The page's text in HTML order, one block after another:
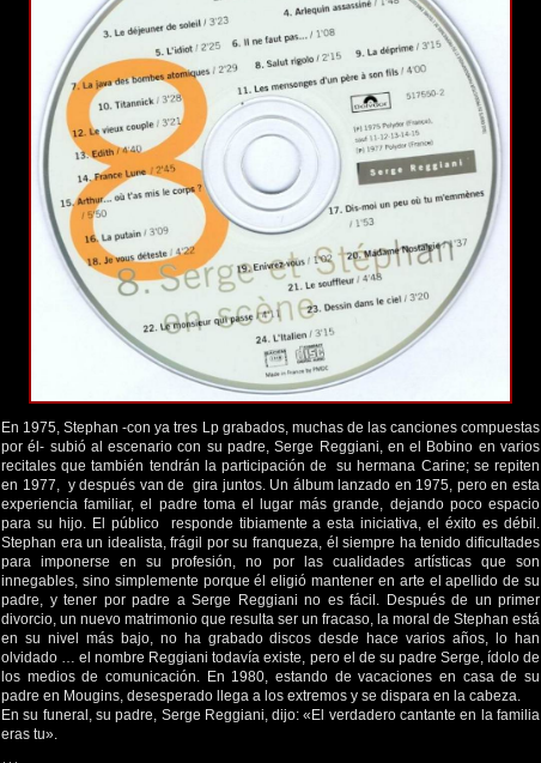
En 1975, Stephan -con ya tres Lp grabados, muchas de las canciones compuestas
por él- subió al escenario con su padre, Serge Reggiani, en el Bobino en varios
recitales que también tendrán la participación de su hermana Carine; se repiten
en 1977, y después van de gira juntos. Un álbum lanzado en 1975, pero en esta
experiencia familiar, el padre toma el lugar más grande, dejando poco espacio
para su hijo. El público responde tibiamente a esta iniciativa, el éxito es débil.
Stephan era un idealista, frágil por su franqueza, él siempre ha tenido dificultades
para imponerse en su profesión, no por las cualidades artísticas que son
innegables, sino simplemente porque él eligió mantener en arte el apellido de su
padre, y tener por padre a Serge Reggiani no es fácil. Después de un primer
divorcio, un nuevo matrimonio que resulta ser un fracaso, la moral de Stephan está
en su nivel más bajo, no ha grabado discos desde hace varios años, lo han
olvidado … el nombre Reggiani todavía existe, pero el de su padre Serge, ídolo de
los medios de comunicación. En 1980, estando de vacaciones en casa de su
padre en Mougins, desesperado llega a los extremos y se dispara en la cabeza.
En su funeral, su padre, Serge Reggiani, dijo: «El verdadero cantante en la familia
eras tu».